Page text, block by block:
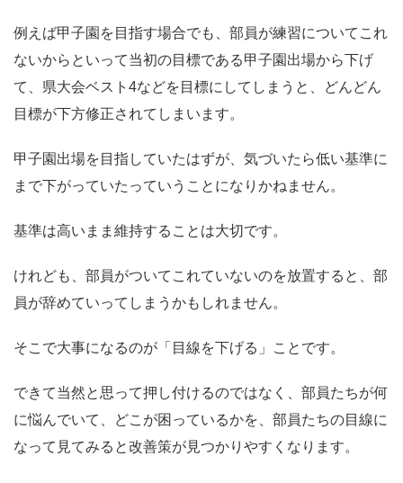
例えば甲子園を目指す場合でも、部員が練習についてこれ
ないからといって当初の目標である甲子園出場から下げ
て、県大会ベスト4などを目標にしてしまうと、どんどん
目標が下方修正されてしまいます。
甲子園出場を目指していたはずが、気づいたら低い基準に
まで下がっていたっていうことになりかねません。
基準は高いまま維持することは大切です。
けれども、部員がついてこれていないのを放置すると、部
員が辞めていってしまうかもしれません。
そこで大事になるのが「目線を下げる」ことです。
できて当然と思って押し付けるのではなく、部員たちが何
に悩んでいて、どこが困っているかを、部員たちの目線に
なって見てみると改善策が見つかりやすくなります。